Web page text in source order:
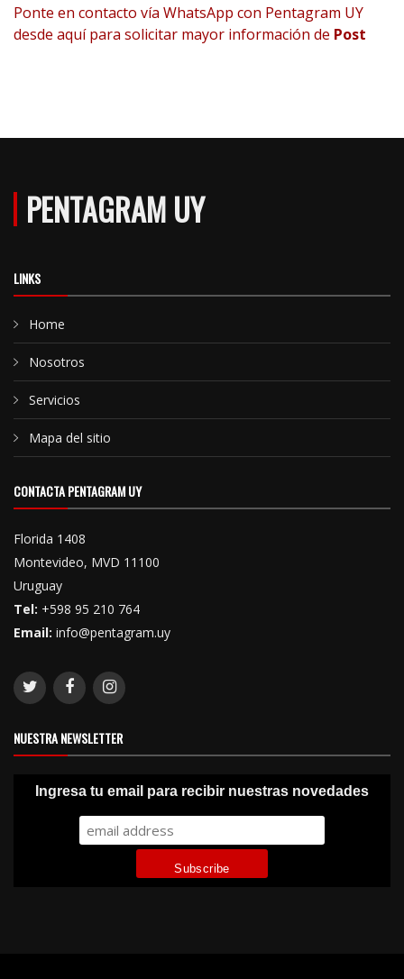
Ponte en contacto vía WhatsApp con Pentagram UY
desde aquí para solicitar mayor información de Post
PENTAGRAM UY
LINKS
Home
Nosotros
Servicios
Mapa del sitio
CONTACTA PENTAGRAM UY
Florida 1408
Montevideo, MVD 11100
Uruguay
Tel: +598 95 210 764
Email: info@pentagram.uy
NUESTRA NEWSLETTER
Ingresa tu email para recibir nuestras novedades